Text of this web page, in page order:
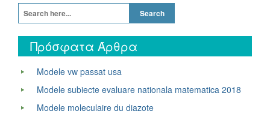
Search for:
Πρόσφατα Άρθρα
Modele vw passat usa
Modele subiecte evaluare nationala matematica 2018
Modele moleculaire du diazote